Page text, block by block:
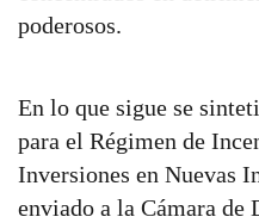
poderosos.
En lo que sigue se
para el Régimen de
Inversiones en Nuevas
enviado a la Cámara de